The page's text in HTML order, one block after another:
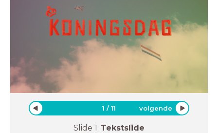
1 /11 volgende
Slide 1: Tekstslide